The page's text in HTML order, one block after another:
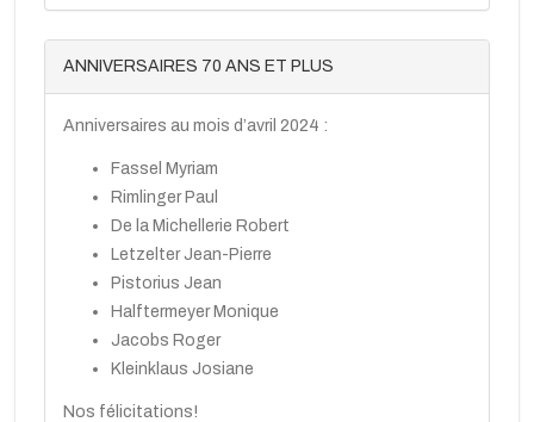
ANNIVERSAIRES 70 ANS ET PLUS
Anniversaires au mois d’avril 2024 :
Fassel Myriam
Rimlinger Paul
De la Michellerie Robert
Letzelter Jean-Pierre
Pistorius Jean
Halftermeyer Monique
Jacobs Roger
Kleinklaus Josiane
Nos félicitations!